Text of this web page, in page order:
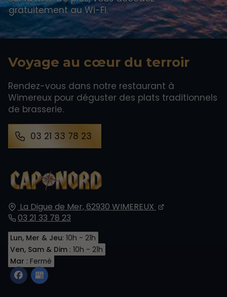
gratuitement au Wi-Fi.
La Digue de Mer,62930 WIMEREUX
03 21 33 78 23
Lun, Mer & Jeu: 10h - 21h
Ven, Sam & Dim : 10h - 21h
Mar : Fermé
Voyage au cœur du terroir
Rendez-vous dans notre restaurant à
Wimereux pour déguster des plats traditionnels
de brasserie.
03 21 33 78 23